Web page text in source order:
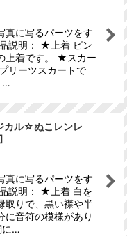
真に写るパーツをす
説明： ★上着 ピン
上着です。 ★スカー
リーツスカートで
…
カル☆ぬこレンレ
]
真に写るパーツをす
説明： ★上着 白を
取りで、黒い襟や半
に音符の模様があり
に…